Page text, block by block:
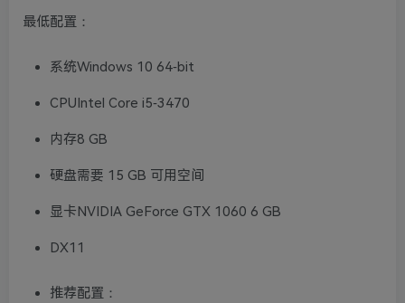
最低配置：
系统Windows 10 64-bit
CPUIntel Core i5-3470
内存8 GB
硬盘需要 15 GB 可用空间
显卡NVIDIA GeForce GTX 1060 6 GB
DX11
推荐配置：